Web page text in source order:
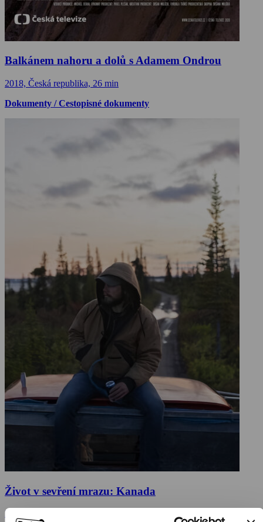
Balkánem nahoru a dolů s Adamem Ondrou
2018, Česká republika, 26 min
Dokumenty / Cestopisné dokumenty
Život v sevření mrazu: Kanada
2020, Kanada, 45 min